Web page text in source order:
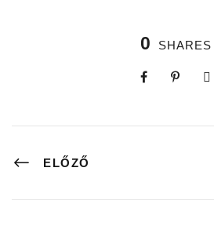
0 SHARES
ELŐZŐ